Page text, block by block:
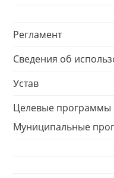
Регламент
Сведения об
Устав
Целевые программы
Муниципальные